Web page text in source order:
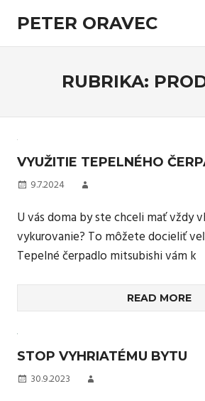
content
PETER ORAVEC
Radi by ste objavili najlepšie miesto pre
ponúkame priestor na našich stránkach,
buďte úspešní.RUBRIKA:
VYUŽITIE TEPELNÉHO
9.7.2024
U vás doma by ste chceli mať vždy
vykurovanie? To môžete docieliť
Tepelné čerpadlo mitsubishi vám k
READ MORE
STOP VYHRIATÉMU BYTU
30.9.2023